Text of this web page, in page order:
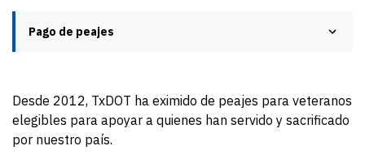
Pago de peajes
Desde 2012, TxDOT ha eximido de peajes para veteranos
elegibles para apoyar a quienes han servido y sacrificado
por nuestro país.